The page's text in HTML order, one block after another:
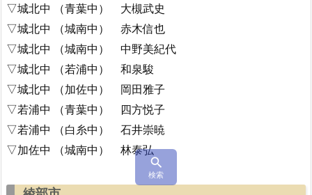
▽城北中 （青葉中） 大槻武史
▽城北中 （城南中） 赤木信也
▽城北中 （城南中） 中野美紀代
▽城北中 （若浦中） 和泉駿
▽城北中 （加佐中） 岡田雅子
▽若浦中 （青葉中） 四方悦子
▽若浦中 （白糸中） 石井崇暁
▽加佐中 （城南中） 林泰弘

検索